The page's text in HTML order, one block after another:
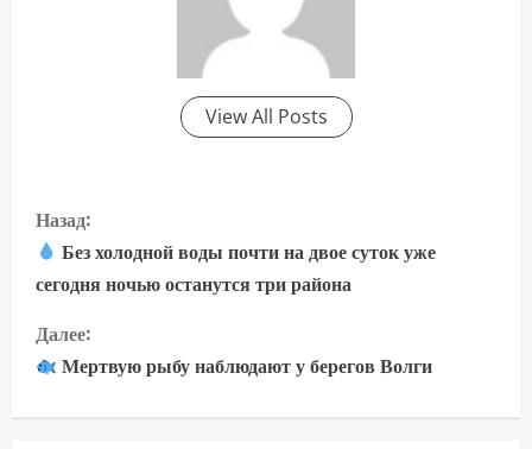
View All Posts
П
р
о
д
о
Назад:
Без холодной воды почти на двое суток уже
сегодня ночью останутся три района
Далее:
Мертвую рыбу наблюдают у берегов Волги